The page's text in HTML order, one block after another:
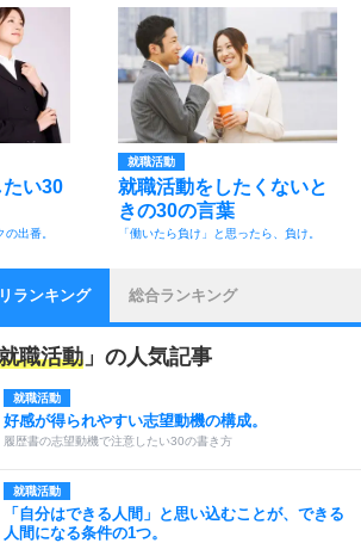
い30
出番。
就職活動
就職活動をしたくないと
きの30の言葉
「働いたら負け」と思ったら、負け。
ランキング 総合ランキング
職活動 」の人気記事
就職活動
好感が得られやすい志望動機の構成。
履歴書の志望動機で注意したい30の書き方
就職活動
「自分はできる人間」と思い込むことが、できる
人間になる条件の1つ。